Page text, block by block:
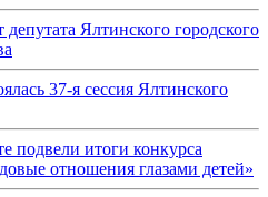
депутата Ялтинского городского
37-я сессия Ялтинского
подвели итоги конкурса
отношения глазами детей»